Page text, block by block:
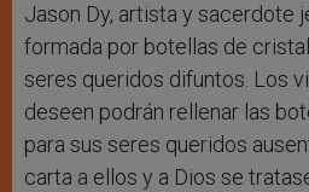
Jason Dy, artista y sacerdote
formada por botellas de
seres queridos difuntos. Los
deseen podrán rellenar las
para sus seres queridos
carta a ellos y a Dios se